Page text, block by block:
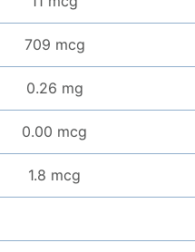
709 mcg
0.26 mg
0.00 mcg
1.8 mcg